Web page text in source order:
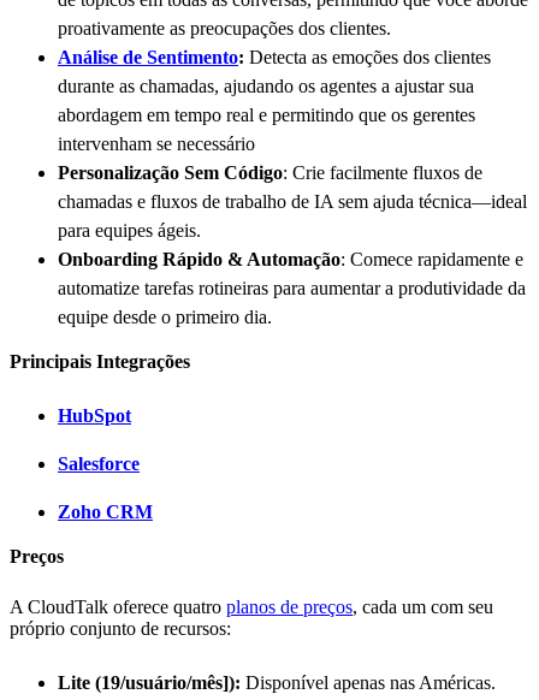
proativamente as preocupações dos clientes.
Análise de Sentimento: Detecta as emoções dos clientes
durante as chamadas, ajudando os agentes a ajustar sua
abordagem em tempo real e permitindo que os gerentes
intervenham se necessário
Personalização Sem Código: Crie facilmente fluxos de
chamadas e fluxos de trabalho de IA sem ajuda técnica—ideal
para equipes ágeis.
Onboarding Rápido & Automação: Comece rapidamente e
automatize tarefas rotineiras para aumentar a produtividade da
equipe desde o primeiro dia.
Principais Integrações
HubSpot
Salesforce
Zoho CRM
Preços
A CloudTalk oferece quatro planos de preços, cada um com seu
próprio conjunto de recursos:
Lite (19/usuário/mês]): Disponível apenas nas Américas.